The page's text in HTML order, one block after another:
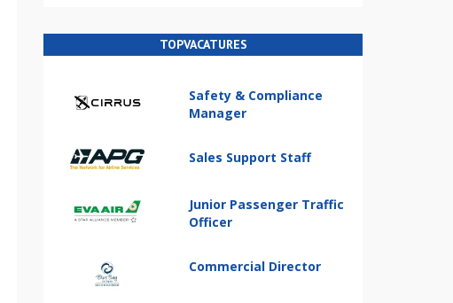
TOPVACATURES
Safety & Compliance
Manager
Sales Support Staff
Junior Passenger Traffic
Officer
Commercial Director